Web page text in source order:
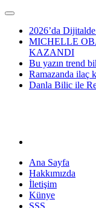
2026’da
MICHELLE
KAZANDI
Bu yazın trend
Ramazanda ilaç
Danla Bilic ile
Ana Sayfa
Hakkımızda
İletişim
Künye
SSS